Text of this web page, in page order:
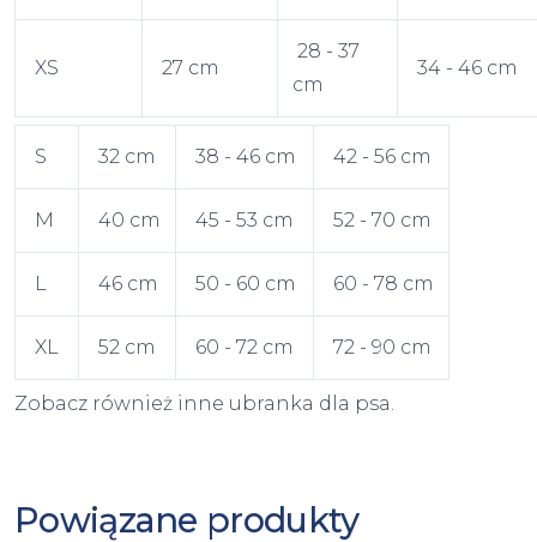
XS 27 cm
28 - 37
cm
34 - 46 cm
S 32 cm 38 - 46 cm 42 - 56 cm
M 40 cm 45 - 53 cm 52 - 70 cm
L 46 cm 50 - 60 cm 60 - 78 cm
XL 52 cm 60 - 72 cm 72 - 90 cm
Zobacz również inne ubranka dla psa
Powiązane produkty